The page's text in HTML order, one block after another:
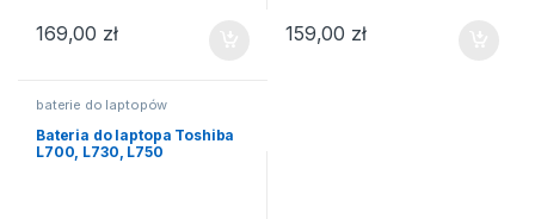
169,00 zł 159,00 zł
baterie do laptopów
Bateria do laptopa Toshiba
L700, L730, L750